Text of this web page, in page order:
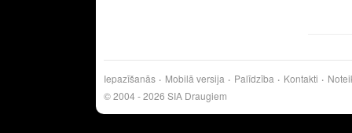
Iepazīšanās Mobilā versija Palīdzība Kontakti
© 2004 - 2026 SIA Draugiem